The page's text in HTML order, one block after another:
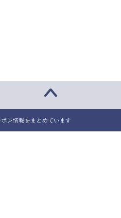
ン情報をまとめています